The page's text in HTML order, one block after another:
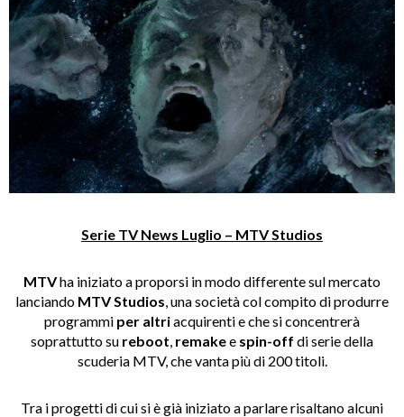
Serie TV News Luglio – MTV Studios
MTVha iniziato a proporsi in modo differente sul mercato
lanciando MTV Studios, una società col compito di produrre
programmi per altriacquirenti e che si concentrerà
soprattutto su reboot, remakee spin-off di serie della
scuderia MTV, che vanta più di 200 titoli.
Tra i progetti di cui si è già iniziato a parlare risaltano alcuni